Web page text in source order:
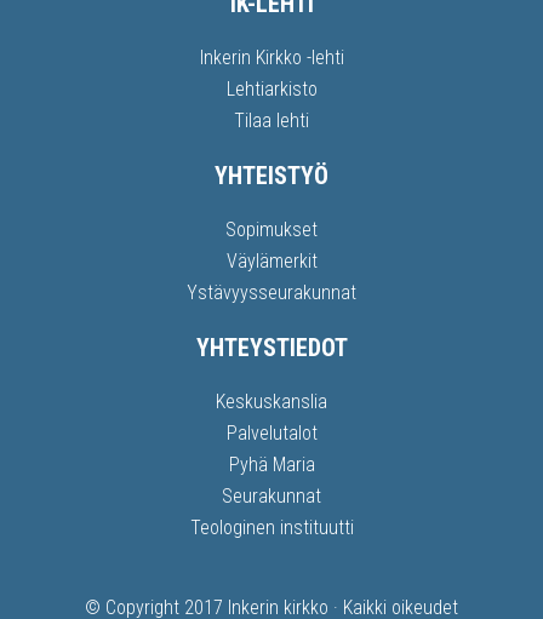
Inkerin Kirkko -lehti
Lehtiarkisto
Tilaa lehti
YHTEISTYÖ
Sopimukset
Väylämerkit
Ystävyysseurakunnat
YHTEYSTIEDOT
Keskuskanslia
Palvelutalot
Pyhä Maria
Seurakunnat
Teologinen instituutti
© Copyright 2017 Inkerin kirkko · Kaikki oikeudet